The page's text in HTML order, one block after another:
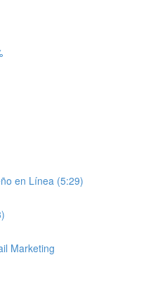
en Línea (5:29)
Marketing